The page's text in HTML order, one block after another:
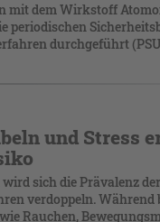
mit dem Wirkstoff
periodischen
durchgeführt
und Stress
sich die Prävalenz
verdoppeln. Während
Rauchen,